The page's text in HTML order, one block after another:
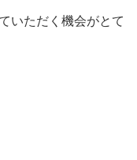
いただく機会がとて